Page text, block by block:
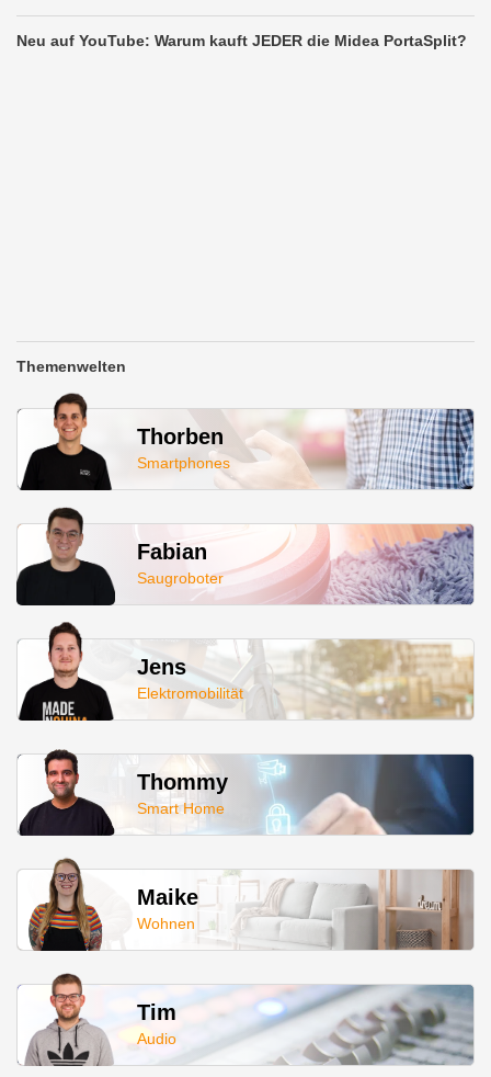
Neu auf YouTube: Warum kauft JEDER die Midea PortaSplit?
Themenwelten
Thorben
Smartphones
Fabian
Saugroboter
Jens
Elektromobilität
Thommy
Smart Home
Maike
Wohnen
Tim
Audio